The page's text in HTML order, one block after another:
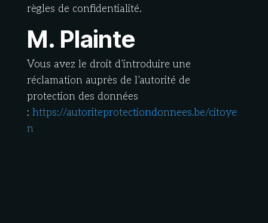
règles de confidentialité.
M. Plainte
Vous avez le droit d’introduire une
réclamation auprès de l’autorité de
protection des données
: https://autoriteprotectiondonnees.be/citoye
n